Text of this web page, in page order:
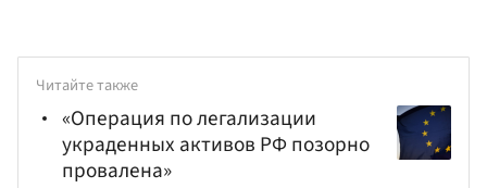
Читайте также
«Операция по легализации
украденных активов РФ позорно
провалена»